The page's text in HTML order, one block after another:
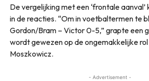
De vergelijking met een ‘frontale
in de reacties. “Om in voetbaltermen te
Gordon/Bram – Victor 0-5,” grapte een
wordt gewezen op de ongemakkelijke
Moszkowicz.
- Advertisement -